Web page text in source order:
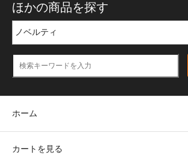
ほかの商品を探す
ホーム
カートを見る